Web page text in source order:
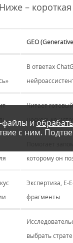
–
GEO
В ответах
Читает
несколько
которому он
Экспертиза,
фрагменты
выбрать
файлы и
с ним.